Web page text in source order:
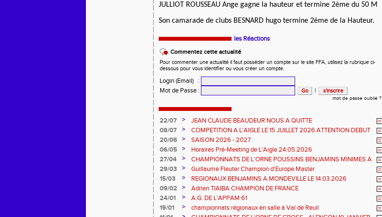
JULLIOT ROUSSEAU Ange gagne la hauteur et termine 2ème du 50 M
Son camarade de clubs BESNARD hugo termine 2ème de la Hauteur.
les Réactions
Commentez cette actualité
Pour commenter une actualité il faut posséder un compte sur le site FFA, utilisez la rubrique ci-
dessous pour vous identifier ou vous créer un compte.
Login (Email)
:
Mot de Passe : |
mot de passe oublié ?
22/07 >
JEAN CLAUDE BEAUDEUR NOUS A QUITTE
08/07
>
COMPETITION A L'AIGLE LE 15 JUILLET 2026 ATTENTION DEBUT
DES EPREUVES REPORTE A 20 H 45
20/06 >
SAISON 2026 - 2027
06/05
>
Horaires Pré-Meeting de L'Aigle 24.05.2026
27/04
>
CHAMPIONNATS DE L'ORNE POUSSINS BENJAMINS MINIMES A
L'AIGLE
29/03 >
Guillaume Fleuter Champion d'Europe Master
15/03
>
REGIONAUX BENJAMINS A MONDEVILLE LE 14.03.2026
09/02
>
Adrien TIAIBA CHAMPION DE FRANCE
24/01
>
A.G. DE L'APPAM 61
19/01
>
championnats régionaux en salle à Val de Reuil